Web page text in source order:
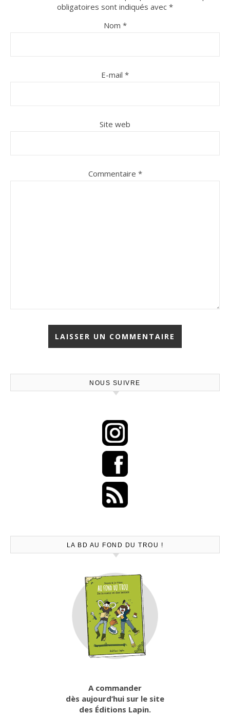
obligatoires sont indiqués avec *
Nom *
E-mail *
Site web
Commentaire *
NOUS SUIVRE
LA BD AU FOND DU TROU !
A commander
dès aujourd’hui sur le site
des Éditions Lapin.